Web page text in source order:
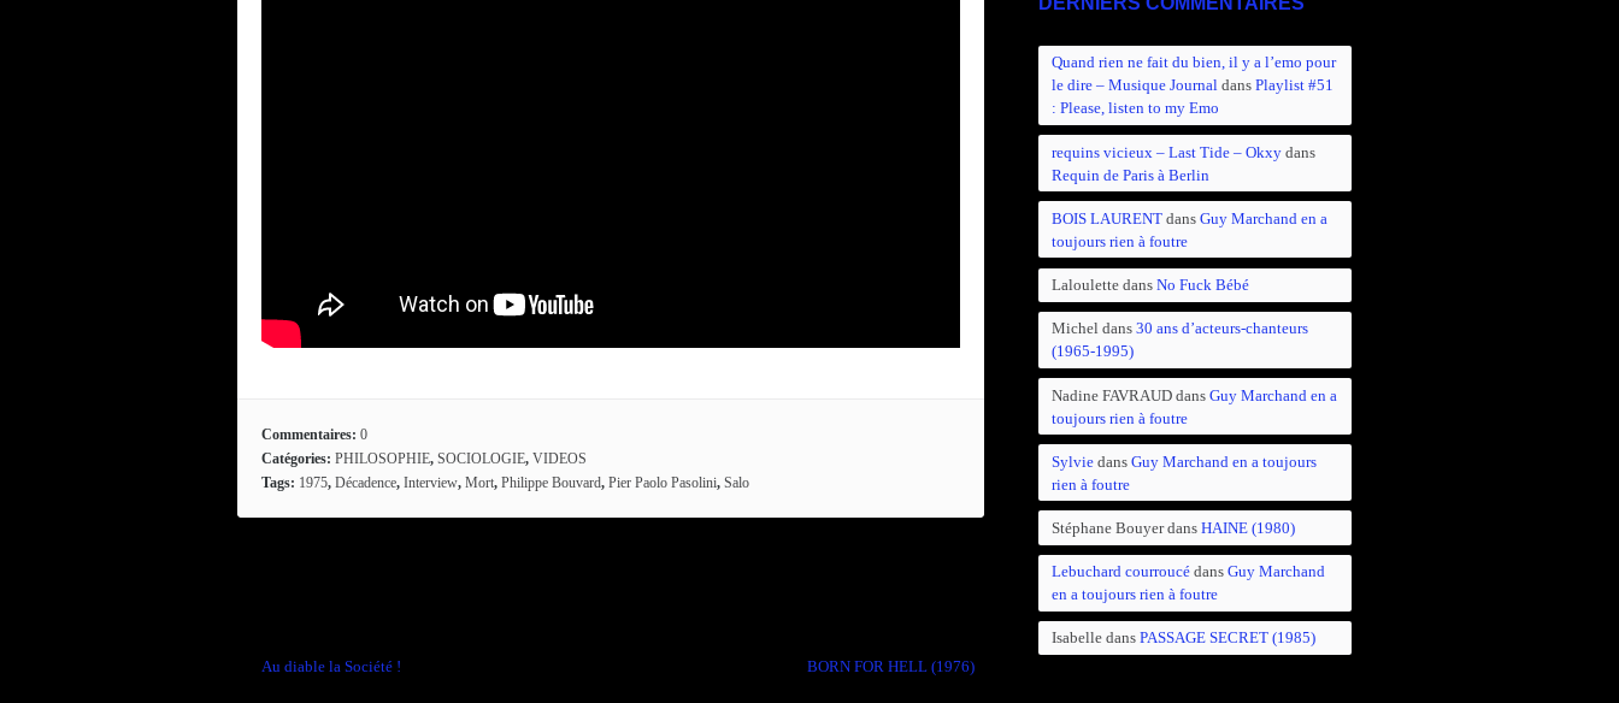
Commentaires: 0
Catégories: PHILOSOPHIE, SOCIOLOGIE, VIDEOS
Tags: 1975, Décadence, Interview, Mort, Philippe Bouvard, Pier Paolo Pasolini, Salo
Au diable la Société ! BORN FOR HELL (1976)
Quand rien ne fait du bien, il y a l’emo pour
le dire – Musique Journaldans Playlist #51
: Please, listen to my Emo
requins vicieux – Last Tide – Okxydans
Requin de Paris à Berlin
BOIS LAURENTdans Guy Marchand en a
toujours rien à foutre
Laloulettedans No Fuck Bébé
Micheldans 30 ans d’acteurs-chanteurs
(1965-1995)
Nadine FAVRAUDdans Guy Marchand en a
toujours rien à foutre
Sylviedans Guy Marchand en a toujours
rien à foutre
Stéphane Bouyerdans HAINE (1980)
Lebuchard courroucédans Guy Marchand
en a toujours rien à foutre
Isabelledans PASSAGE SECRET (1985)